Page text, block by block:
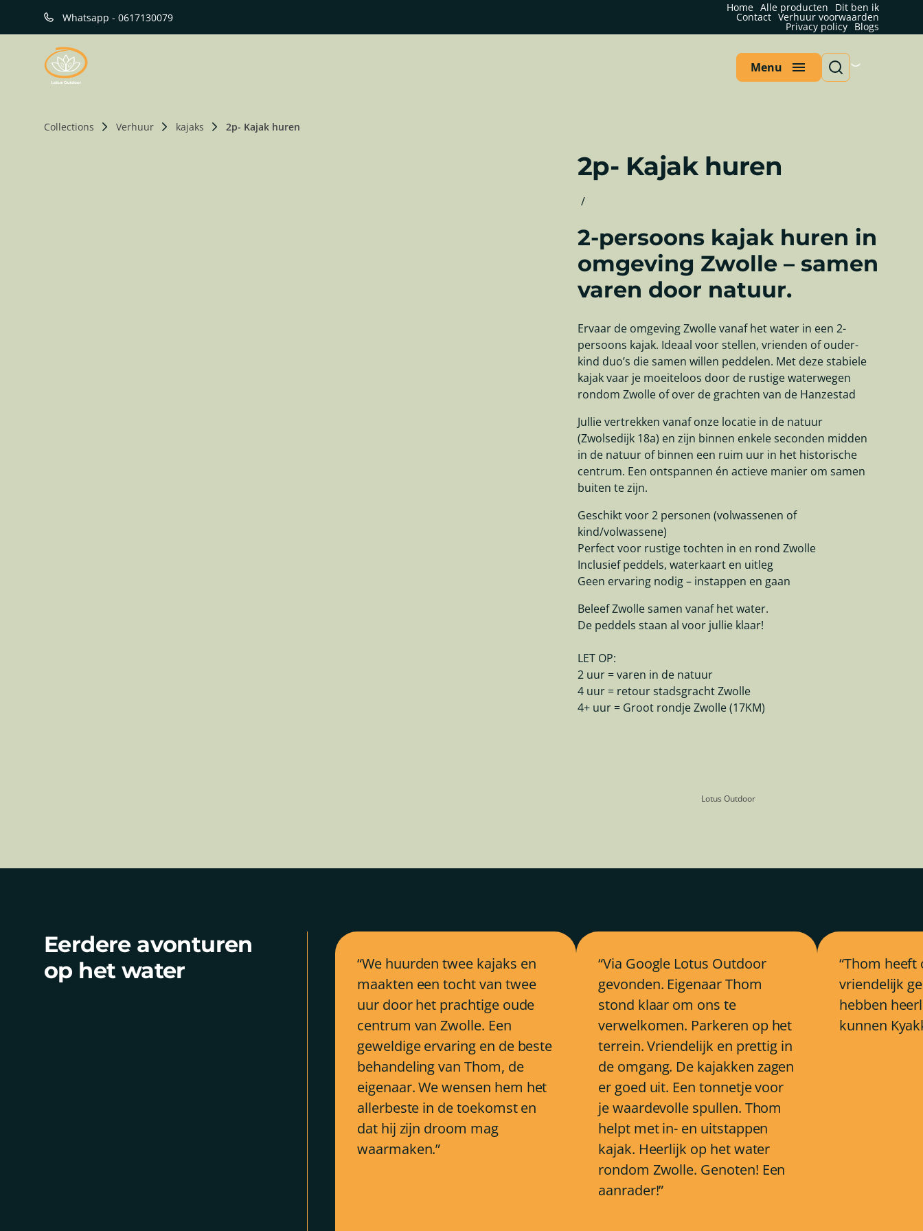
Whatsapp - 0617130079
Home Alle producten Dit ben ik
Contact Verhuur voorwaarden
Privacy policy Blogs
Menu
Collections Verhuur kajaks 2p- Kajak huren
2p- Kajak huren
/
2-persoons kajak huren in
omgeving Zwolle – samen
varen door natuur.
Ervaar de omgeving Zwolle vanaf het water in een 2-
persoons kajak. Ideaal voor stellen, vrienden of ouder-
kind duo’s die samen willen peddelen. Met deze stabiele
kajak vaar je moeiteloos door de rustige waterwegen
rondom Zwolle of over de grachten van de Hanzestad
Jullie vertrekken vanaf onze locatie in de natuur
(Zwolsedijk 18a) en zijn binnen enkele seconden midden
in de natuur of binnen een ruim uur in het historische
centrum. Een ontspannen én actieve manier om samen
buiten te zijn.
Geschikt voor 2 personen (volwassenen of
kind/volwassene)
Perfect voor rustige tochten in en rond Zwolle
Inclusief peddels, waterkaart en uitleg
Geen ervaring nodig – instappen en gaan
Beleef Zwolle samen vanaf het water.
De peddels staan al voor jullie klaar!
LET OP:
2 uur = varen in de natuur
4 uur = retour stadsgracht Zwolle
4+ uur = Groot rondje Zwolle (17KM)
Lotus Outdoor
Eerdere avonturen
op het water
We huurden twee kajaks en
maakten een tocht van twee
uur door het prachtige oude
centrum van Zwolle. Een
geweldige ervaring en de beste
behandeling van Thom, de
eigenaar. We wensen hem het
allerbeste in de toekomst en
dat hij zijn droom mag
waarmaken.
Via Google Lotus Outdoor
gevonden. Eigenaar Thom
stond klaar om ons te
verwelkomen. Parkeren op het
terrein. Vriendelijk en prettig in
de omgang. De kajakken zagen
er goed uit. Een tonnetje voor
je waardevolle spullen. Thom
helpt met in- en uitstappen
kajak. Heerlijk op het water
rondom Zwolle. Genoten! Een
aanrader!
Thom heeft
vriendelijk
hebben
kunnen